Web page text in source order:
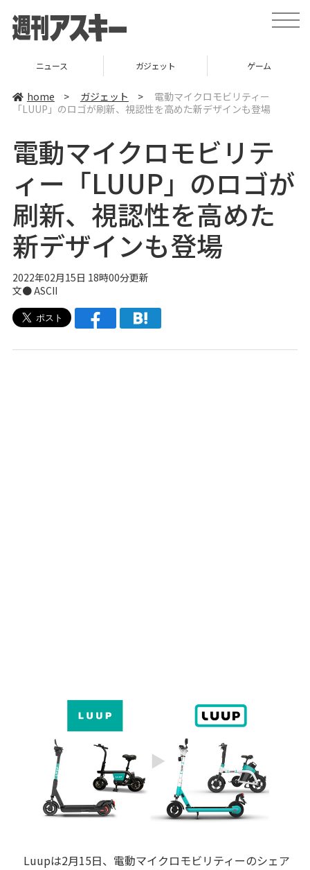
t
o
n
ニュース ガジェット ゲーム
home > ガジェット >
電動マイクロモビリティー
「LUUP」のロゴが刷新、視認性を高めた新デザインも登場
電動マイクロモビリテ
ィー「LUUP」のロゴが
刷新、視認性を高めた
新デザインも登場
2022年02月15日 18時00分更新
文● ASCII
Luupは2月15日、電動マイクロモビリティーのシェア